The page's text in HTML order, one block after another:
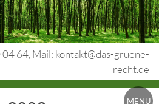
64, Mail: kontakt@das-gruene-
recht.de
MENU